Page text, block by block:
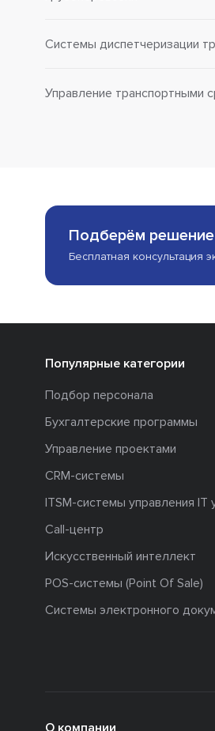
Системы диспетчеризации
Управление транспортными
Подберём
Бесплатная консультация
Популярные категории
Подбор персонала
Бухгалтерские программы
Управление проектами
CRM-системы
ITSM-системы управления IT
Call-центр
Искусственный интеллект
POS-системы (Point Of Sale)
Системы электронного